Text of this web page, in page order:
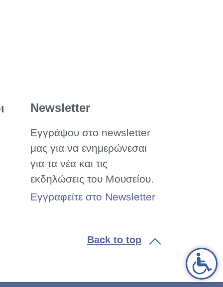
Back to top
Newsletter
Εγγράψου στο newsletter
μας για να ενημερώνεσαι
για τα νέα και τις
εκδηλώσεις του Μουσείου.
Εγγραφείτε στο Newsletter